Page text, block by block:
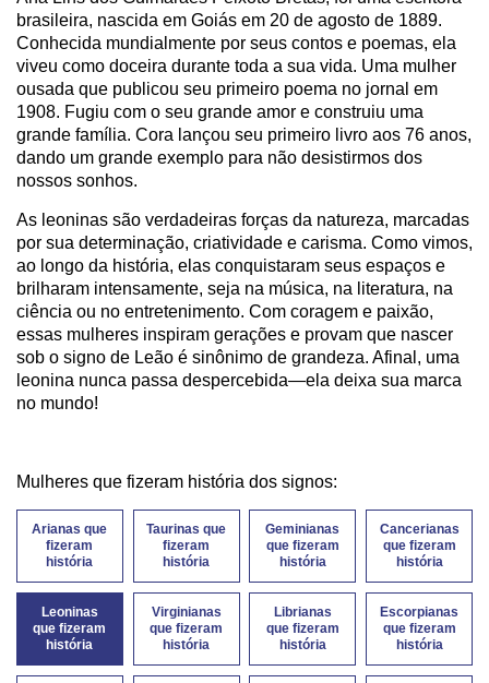
brasileira, nascida em Goiás em 20 de agosto de 1889.
Conhecida mundialmente por seus contos e poemas, ela
viveu como doceira durante toda a sua vida. Uma mulher
ousada que publicou seu primeiro poema no jornal em
1908. Fugiu com o seu grande amor e construiu uma
grande família. Cora lançou seu primeiro livro aos 76 anos,
dando um grande exemplo para não desistirmos dos
nossos sonhos.
As leoninas são verdadeiras forças da natureza, marcadas
por sua determinação, criatividade e carisma. Como vimos,
ao longo da história, elas conquistaram seus espaços e
brilharam intensamente, seja na música, na literatura, na
ciência ou no entretenimento. Com coragem e paixão,
essas mulheres inspiram gerações e provam que nascer
sob o signo de Leão é sinônimo de grandeza. Afinal, uma
leonina nunca passa despercebida—ela deixa sua marca
no mundo!
Mulheres que fizeram história dos signos:
Arianas que
fizeram
história
Taurinas que
fizeram
história
Geminianas
que fizeram
história
Cancerianas
que fizeram
história
Leoninas
que fizeram
história
Virginianas
que fizeram
história
Librianas
que fizeram
história
Escorpianas
que fizeram
história